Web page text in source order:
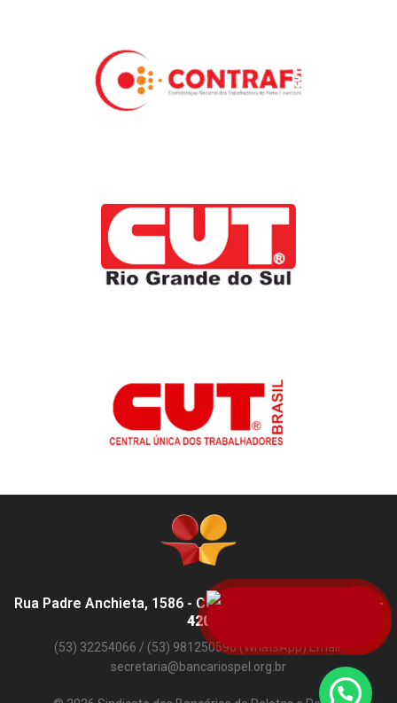
Rua Padre Anchieta, 1586 - Centro, Pelotas - RS,
96015-
420
(53) 32254066 / (53) 981250596 (WhatsApp) Email:
secretaria@bancariospel.org.br